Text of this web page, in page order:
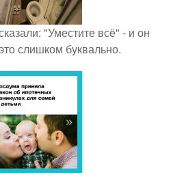
"Уместите всё" - и он
слишком буквально.